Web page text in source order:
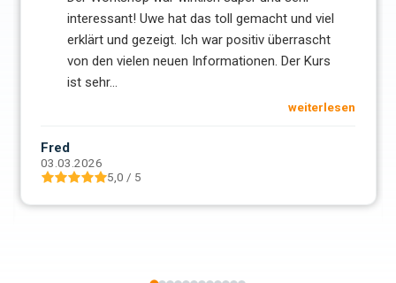
interessant! Uwe hat das toll gemacht und viel
erklärt und gezeigt. Ich war positiv überrascht
von den vielen neuen Informationen. Der Kurs
ist sehr...
weiterlesen
Fred
03.03.2026
5,0 / 5